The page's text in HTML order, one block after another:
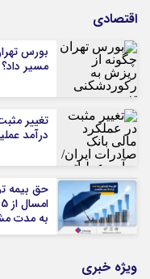
اقتصادی
بورس
مسیر داد؟
تغییر
درآمد عملیاتی 80
حق بیمه
به مدت
ویژه خبری